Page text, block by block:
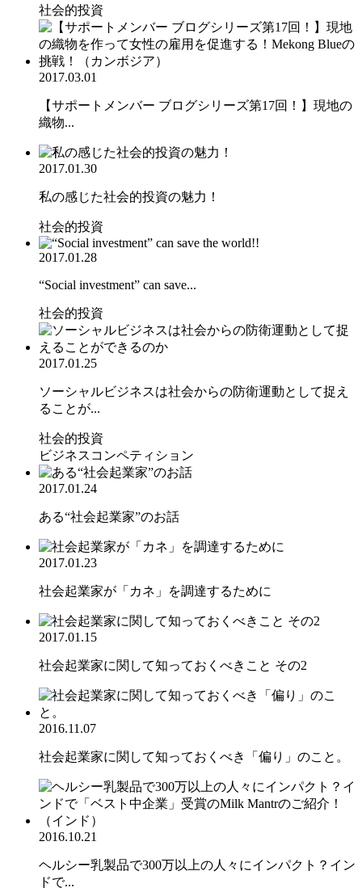
社会的投資
2017.03.01
【サポートメンバー ブログシリーズ第17回！】現地の
織物...
2017.01.30
私の感じた社会的投資の魅力！
社会的投資
2017.01.28
“Social investment” can save...
社会的投資
2017.01.25
ソーシャルビジネスは社会からの防衛運動として捉え
ることが...
社会的投資
ビジネスコンペティション
2017.01.24
ある“社会起業家”のお話
2017.01.23
社会起業家が「カネ」を調達するために
2017.01.15
社会起業家に関して知っておくべきこと その2
2016.11.07
社会起業家に関して知っておくべき「偏り」のこと。
2016.10.21
ヘルシー乳製品で300万以上の人々にインパクト？イン
ドで...